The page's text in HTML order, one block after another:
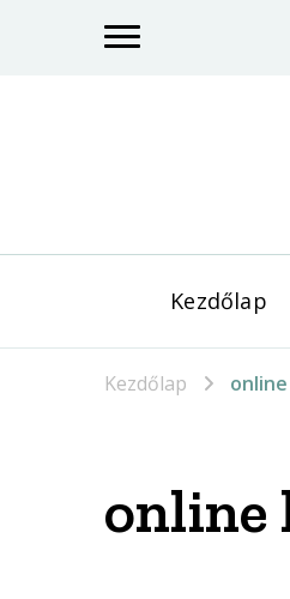
Kezdőlap
Kezdőlap
online